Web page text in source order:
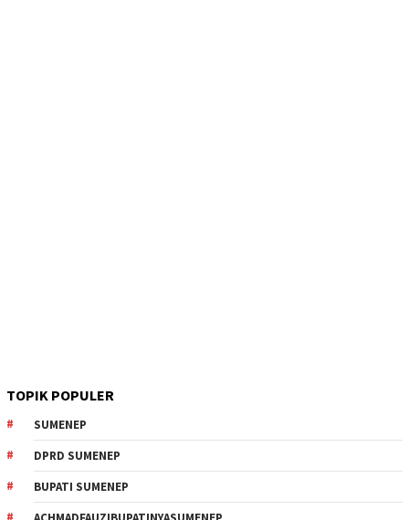
TOPIK POPULER
SUMENEP
DPRD SUMENEP
BUPATI SUMENEP